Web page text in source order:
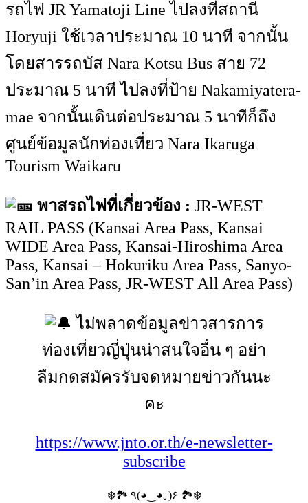
รถไฟ JR Yamatoji Line ไปลงที่สถานี
Horyuji ใช้เวลาประมาณ 10 นาที จากนั้น
โดยสารรถบัส Nara Kotsu Bus สาย 72
ประมาณ 5 นาที ไปลงที่ป้าย Nakamiyatera-
mae จากนั้นเดินต่อประมาณ 5 นาทีก็ถึง
ศูนย์ข้อมูลนักท่องเที่ยว Nara Ikaruga
Tourism Waikaru
พาสรถไฟที่เกี่ยวข้อง : JR-WEST
RAIL PASS (Kansai Area Pass, Kansai
WIDE Area Pass, Kansai-Hiroshima Area
Pass, Kansai – Hokuriku Area Pass, Sanyo-
San’in Area Pass, JR-WEST All Area Pass)
ไม่พลาดข้อมูลข่าวสารการ
ท่องเที่ยวญี่ปุ่นน่าสนใจอื่น ๆ อย่า
ลืมกดสมัครรับจดหมายข่าวกันนะ
คะ
https://www.jnto.or.th/e-newsletter-
subscribe
❄️🏞️ ٩(◕‿◕｡)۶ 🏞️❄️